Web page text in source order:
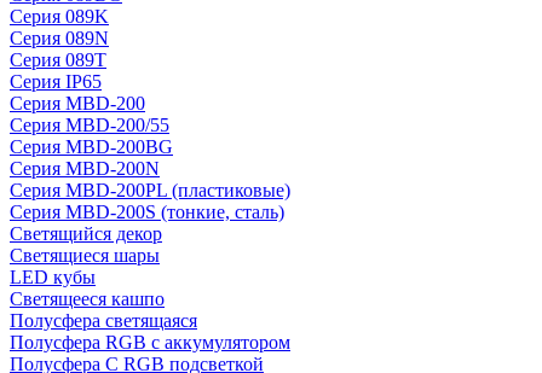
Серия 089K
Серия 089N
Серия 089T
Серия IP65
Серия MBD-200
Серия MBD-200/55
Серия MBD-200BG
Серия MBD-200N
Серия MBD-200PL (пластиковые)
Серия MBD-200S (тонкие, сталь)
Светящийся декор
Светящиеся шары
LED кубы
Светящееся кашпо
Полусфера светящаяся
Полусфера RGB с аккумулятором
Полусфера С RGB подсветкой